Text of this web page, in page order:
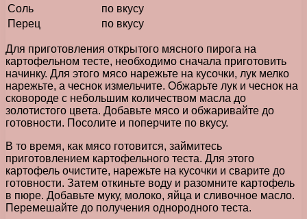
Соль
по вкусу
Перец
по вкусу
Для приготовления открытого мясного пирога на
картофельном тесте, необходимо сначала приготовить
начинку. Для этого мясо нарежьте на кусочки, лук мелко
нарежьте, а чеснок измельчите. Обжарьте лук и чеснок на
сковороде с небольшим количеством масла до
золотистого цвета. Добавьте мясо и обжаривайте до
готовности. Посолите и поперчите по вкусу.
В то время, как мясо готовится, займитесь
приготовлением картофельного теста. Для этого
картофель очистите, нарежьте на кусочки и сварите до
готовности. Затем откиньте воду и разомните картофель
в пюре. Добавьте муку, молоко, яйца и сливочное масло.
Перемешайте до получения однородного теста.